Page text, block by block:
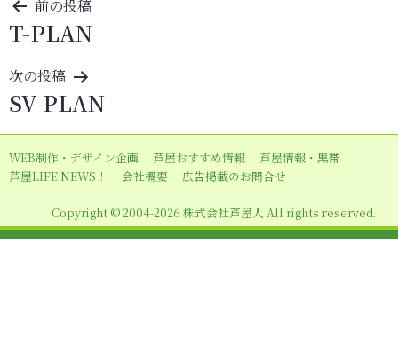
投
稿
ナ
ビ
ゲ
ー
シ
ン
前の投稿
T-PLAN
次の投稿
SV-PLAN
WEB制作・デザイン企画 芦屋おすすめ情報
芦屋情報・黒帯
芦屋LIFE NEWS！
会社概要 広告掲載のお問合せ
Copyright © 2004-2026 株式会社芦屋人 All rights reserved.